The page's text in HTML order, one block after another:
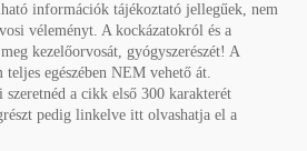
információk tájékoztató jellegűek, nem
véleményt. A kockázatokról és a
kezelőorvosát, gyógyszerészét! A
egészében NEM vehető át.
a cikk első 300 karakterét
pedig linkelve itt olvashatja el a